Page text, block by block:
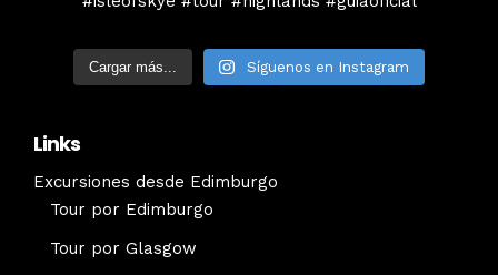
Cargar más... Síguenos en Instagram
Links
Excursiones desde Edimburgo
Tour por Edimburgo
Tour por Glasgow